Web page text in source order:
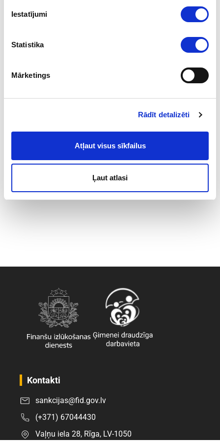
Iestatījumi
Statistika
Mārketings
Rādīt detalizēti
Atļaut visus sīkfailus
Ļaut atlasi
fiziskām vai juridiskām personām, vai citiem identificējamiem
subjektiem, attiecībā uz kuriem noteiktas ANO, ES vai Latvijas
saite uz attiecīgo normatīvo aktu, ar kuru subjekts iekļauts
sankciju sarakstā. Detalizētu informāciju lūdzam skatītšeit.
Kontakti
sankcijas@fid.gov.lv
(+371) 67044430
Vaļņu iela 28, Rīga, LV-1050